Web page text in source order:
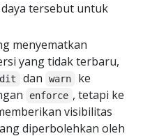
tersebut untuk
menyematkan
yang tidak terbaru,
dan warn
ke
enforce , tetapi ke
visibilitas
diperbolehkan oleh